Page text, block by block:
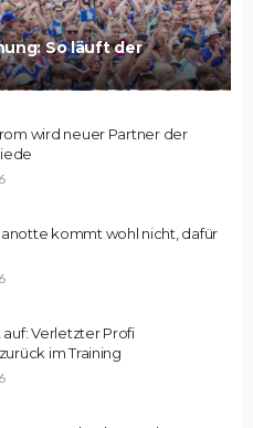
So läuft der
wird neuer Partner der
kommt wohl nicht, dafür
Verletzter Profi
im Training